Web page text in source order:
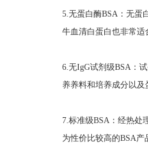
5.无蛋白酶BSA：无蛋
牛血清白蛋白也非常适
6.无IgG试剂级BSA：
养养料和培养成分以及
7.标准级BSA：经热处
为性价比较高的BSA产